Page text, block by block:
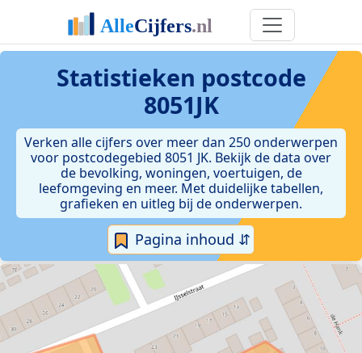
Statistieken postcode
8051JK
Verken alle cijfers over meer dan 250 onderwerpen
voor postcodegebied 8051 JK. Bekijk de data over
de bevolking, woningen, voertuigen, de
leefomgeving en meer. Met duidelijke tabellen,
grafieken en uitleg bij de onderwerpen.
Pagina inhoud ⇵